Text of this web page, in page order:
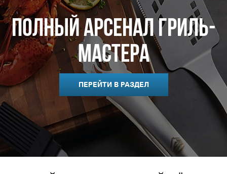
Полный арсенал гриль-
мастера
ПЕРЕЙТИ В РАЗДЕЛ